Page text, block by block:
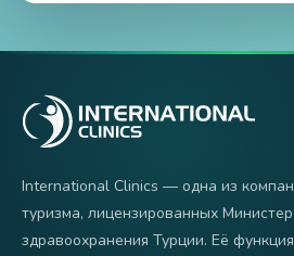
International Clinics — одна из
туризма, лицензированных
здравоохранения Турции. Её